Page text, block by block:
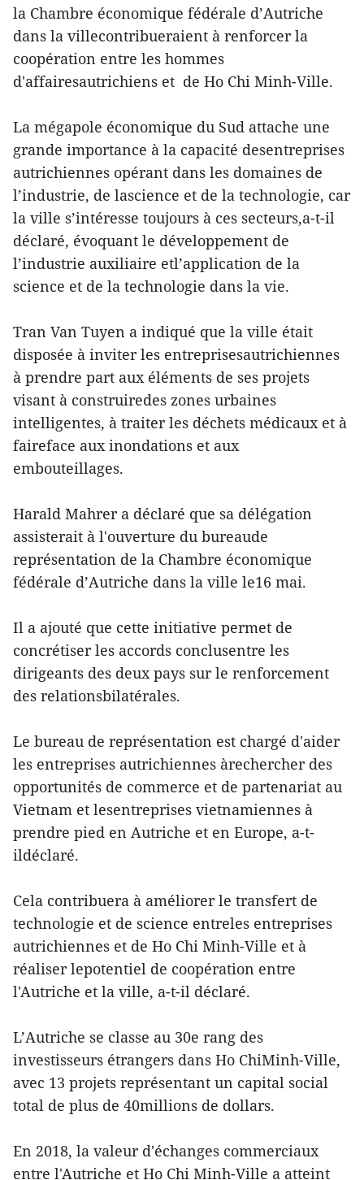
la Chambre économique fédérale d’Autriche
dans la villecontribueraient à renforcer la
coopération entre les hommes
d'affairesautrichiens et de Ho Chi Minh-Ville.
La mégapole économique du Sud attache une
grande importance à la capacité desentreprises
autrichiennes opérant dans les domaines de
l’industrie, de lascience et de la technologie, car
la ville s’intéresse toujours à ces secteurs,a-t-il
déclaré, évoquant le développement de
l’industrie auxiliaire etl’application de la
science et de la technologie dans la vie.
Tran Van Tuyen a indiqué que la ville était
disposée à inviter les entreprisesautrichiennes
à prendre part aux éléments de ses projets
visant à construiredes zones urbaines
intelligentes, à traiter les déchets médicaux et à
faireface aux inondations et aux
embouteillages.
Harald Mahrer a déclaré que sa délégation
assisterait à l'ouverture du bureaude
représentation de la Chambre économique
fédérale d’Autriche dans la ville le16 mai.
Il a ajouté que cette initiative permet de
concrétiser les accords conclusentre les
dirigeants des deux pays sur le renforcement
des relationsbilatérales.
Le bureau de représentation est chargé d'aider
les entreprises autrichiennes àrechercher des
opportunités de commerce et de partenariat au
Vietnam et lesentreprises vietnamiennes à
prendre pied en Autriche et en Europe, a-t-
ildéclaré.
Cela contribuera à améliorer le transfert de
technologie et de science entreles entreprises
autrichiennes et de Ho Chi Minh-Ville et à
réaliser lepotentiel de coopération entre
l'Autriche et la ville, a-t-il déclaré.
L’Autriche se classe au 30e rang des
investisseurs étrangers dans Ho ChiMinh-Ville,
avec 13 projets représentant un capital social
total de plus de 40millions de dollars.
En 2018, la valeur d'échanges commerciaux
entre l'Autriche et Ho Chi Minh-Ville a atteint